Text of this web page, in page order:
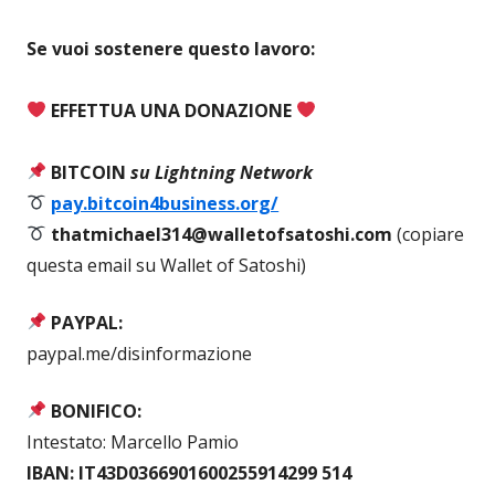
Se vuoi sostenere questo lavoro:
EFFETTUA UNA DONAZIONE
BITCOIN su Lightning Network
pay.bitcoin4business.org/
thatmichael314@walletofsatoshi.com (copiare
questa email su Wallet of Satoshi)
PAYPAL:
paypal.me/disinformazione
BONIFICO:
Intestato: Marcello Pamio
IBAN: IT43D0366901600255914299 514